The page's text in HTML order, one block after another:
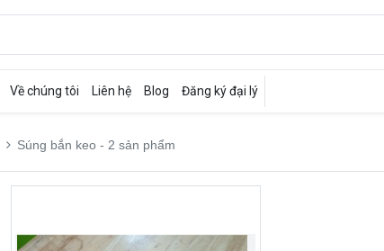
Về chúng tôi Liên hệ Blog Đăng ký đại lý
Súng bắn keo- 2 sản phẩm